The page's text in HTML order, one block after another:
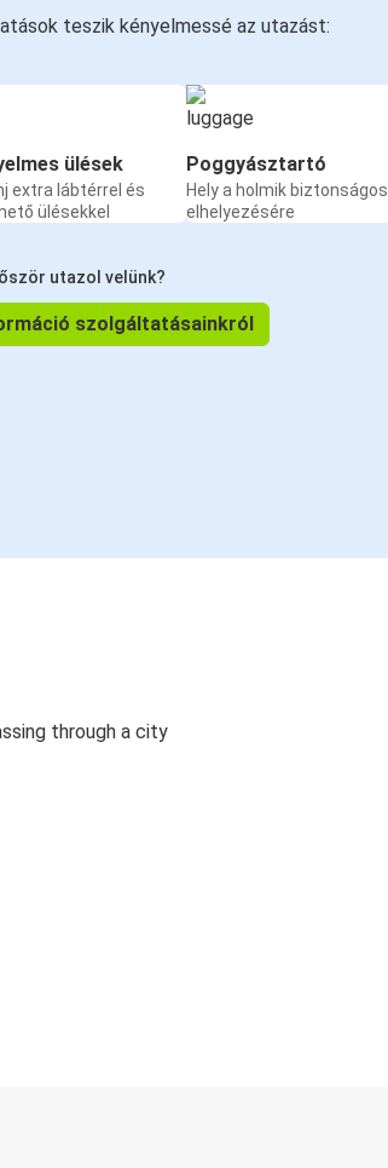
teszik kényelmessé az utazást:
ülések
extra lábtérrel és
ülésekkel
Poggyásztartó
Hely a holmik biztonságos
elhelyezésére
utazol velünk?
szolgáltatásainkról